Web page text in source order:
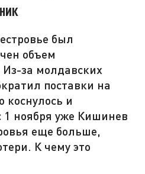
был
объем
Из-за молдавских
поставки на
коснулось и
1 ноября уже Кишинев
еще больше,
К чему это